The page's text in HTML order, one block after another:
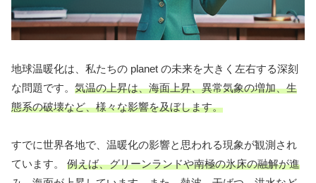
地球温暖化は、私たちの planet の未来を大きく左右する深刻
な問題です。 気温の上昇は、海面上昇、異常気象の増加、生
態系の破壊など、様々な影響を及ぼします。
すでに世界各地で、温暖化の影響と思われる現象が観測され
ています。 例えば、グリーンランドや南極の氷床の融解が進